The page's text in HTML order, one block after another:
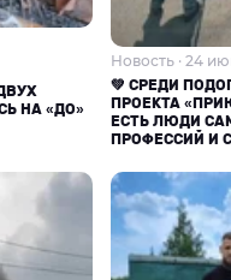
НА «ДО»
Новость · 24
💚 СРЕДИ
ПРОЕКТА
ЕСТЬ ЛЮДИ
ПРОФЕССИЙ И